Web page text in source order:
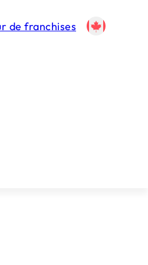
de franchises
Le